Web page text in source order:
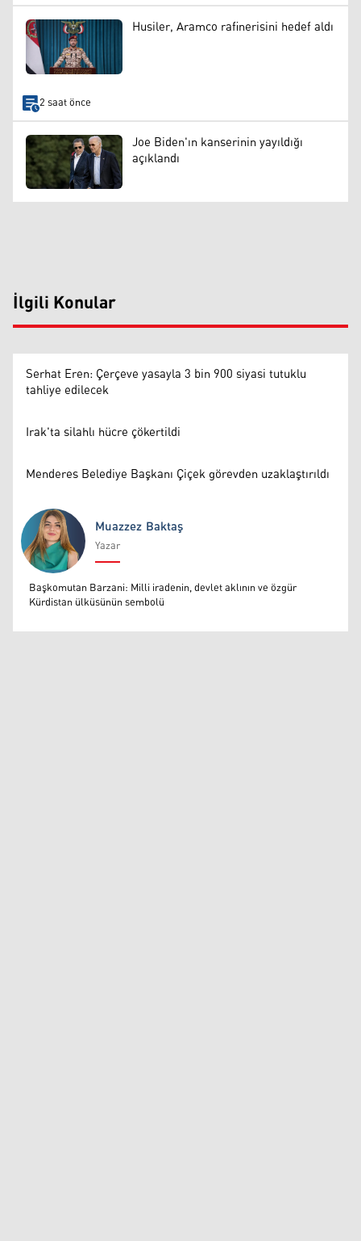
Husiler, Aramco rafinerisini hedef aldı
2 saat önce
Joe Biden'ın kanserinin yayıldığı
açıklandı
İlgili Konular
Serhat Eren: Çerçeve yasayla 3 bin 900 siyasi tutuklu
tahliye edilecek
Irak'ta silahlı hücre çökertildi
Menderes Belediye Başkanı Çiçek görevden uzaklaştırıldı
Muazzez Baktaş
Muazzez Baktaş
Yazar
Başkomutan Barzani: Milli iradenin, devlet aklının ve özgür
Kürdistan ülküsünün sembolü